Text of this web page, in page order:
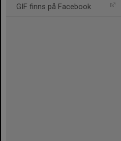
GIF finns på Facebook